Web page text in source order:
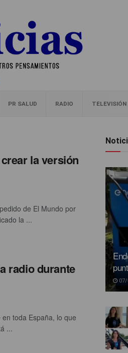
PR SALUD RADIO TELEVISIÓN
la versión
de El Mundo por
la ...
radio durante
toda España, lo que
...
07/